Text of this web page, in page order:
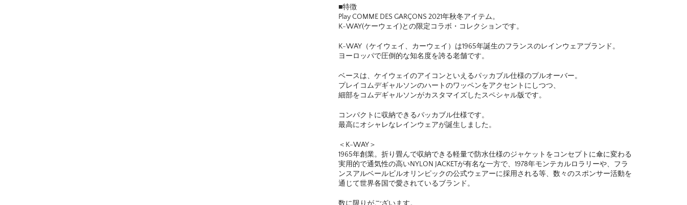
■特徴
Play COMME DES GARÇONS 2021年秋冬アイテム。
K-WAY(ケーウェイ)との限定コラボ・コレクションです。
K-WAY（ケイウェイ、カーウェイ）は1965年誕生のフランスのレインウェアブランド。
ヨーロッパで圧倒的な知名度を誇る老舗です。
ベースは、ケイウェイのアイコンといえるパッカブル仕様のプルオーバー。
プレイコムデギャルソンのハートのワッペンをアクセントにしつつ、
細部をコムデギャルソンがカスタマイズしたスペシャル版です。
コンパクトに収納できるパッカブル仕様です。
最高にオシャレなレインウェアが誕生しました。
＜K-WAY＞
1965年創業。折り畳んで収納できる軽量で防水仕様のジャケットをコンセプトに傘に変わる
実用的で通気性の高いNYLON JACKETが有名な一方で、1978年モンテカルロラリーや、フラ
ンスアルベールビルオリンピックの公式ウェアーに採用される等、数々のスポンサー活動を
通じて世界各国で愛されているブランド。
数に限りがございます。